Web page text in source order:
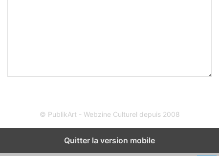
© PublikArt - Webzine Culturel depuis 2008
Quitter la version mobile